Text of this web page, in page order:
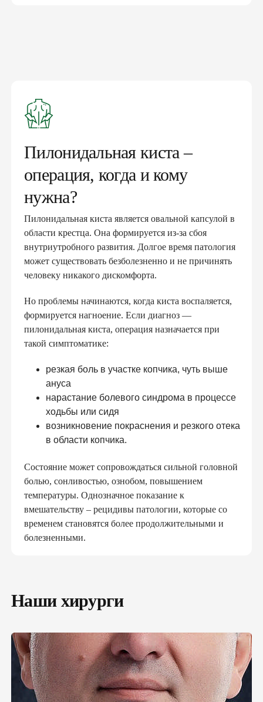
Пилонидальная киста –
операция, когда и кому
нужна?
Пилонидальная киста является овальной капсулой в
области крестца. Она формируется из-за сбоя
внутриутробного развития. Долгое время патология
может существовать безболезненно и не причинять
человеку никакого дискомфорта.
Но проблемы начинаются, когда киста воспаляется,
формируется нагноение. Если диагноз —
пилонидальная киста, операция назначается при
такой симптоматике:
резкая боль в участке копчика, чуть выше
ануса
нарастание болевого синдрома в процессе
ходьбы или сидя
возникновение покраснения и резкого отека
в области копчика.
Состояние может сопровождаться сильной головной
болью, сонливостью, ознобом, повышением
температуры. Однозначное показание к
вмешательству – рецидивы патологии, которые со
временем становятся более продолжительными и
болезненными.
Наши хирурги
ПОДПИШИ ДЕКЛАРАЦИЮ С